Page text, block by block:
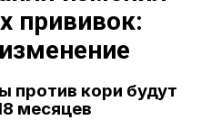
прививок:
против кори будут
месяцев